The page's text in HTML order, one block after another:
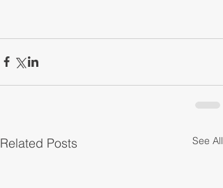
Related Posts See All